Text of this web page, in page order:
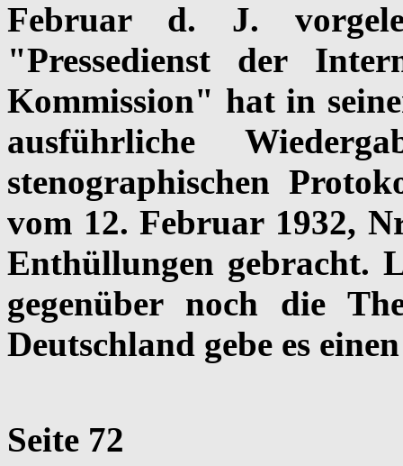
Februar d. J.
"Pressedienst der
Kommission" hat in
ausführliche
stenographischen
vom 12. Februar 1932,
Enthüllungen gebracht.
gegenüber noch die
Deutschland gebe es
Seite 72